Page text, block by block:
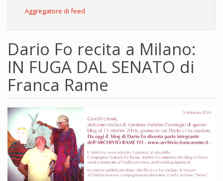
Aggregatore di feed
Dario Fo recita a Milano:
IN FUGA DAL SENATO di
Franca Rame